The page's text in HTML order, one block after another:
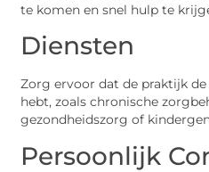
te komen en snel hulp te
Diensten
Zorg ervoor dat de praktijk
hebt, zoals chronische
gezondheidszorg of
Persoonlijk